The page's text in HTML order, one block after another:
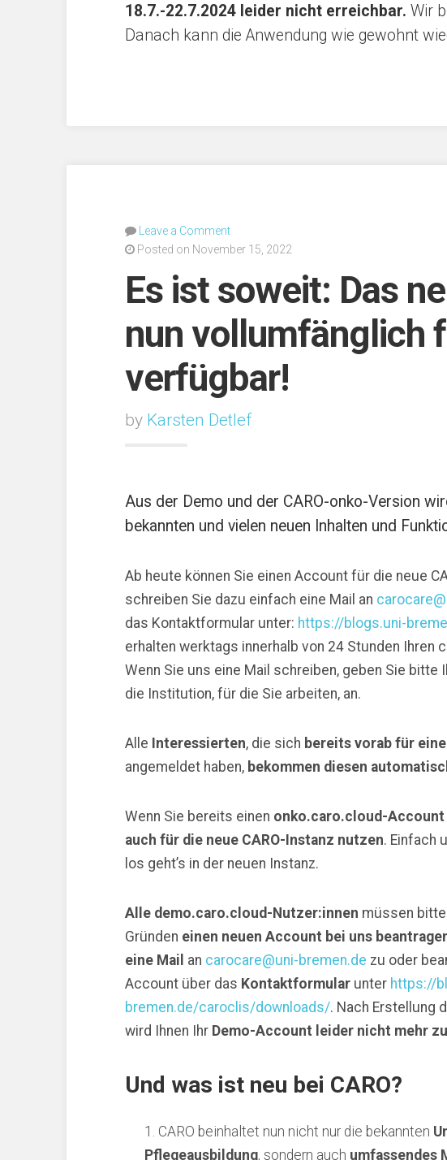
18.7.-22.7.2024 leider nicht erreichbar. Wir
Danach kann die Anwendung wie gewohnt
Leave a Comment
Posted on November 15, 2022
Es ist soweit: Das
nun vollumfänglich
verfügbar!
by Karsten Detlef
Aus der Demo und der CARO-onko-Version
bekannten und vielen neuen Inhalten und
Ab heute können Sie einen Account für die neue
schreiben Sie dazu einfach eine Mail an
das Kontaktformular unter: https://blogs.uni-
erhalten werktags innerhalb von 24 Stunden Ihren
Wenn Sie uns eine Mail schreiben, geben Sie bitte
die Institution, für die Sie arbeiten, an.
Alle Interessierten, die sich bereits vorab für
angemeldet haben, bekommen diesen
Wenn Sie bereits einen onko.caro.cloud-Account
auch für die neue CARO-Instanz nutzen. Einfach
los geht’s in der neuen Instanz.
Alle demo.caro.cloud-Nutzer:innen müssen
Gründen einen neuen Account bei uns
eine Mail an carocare@uni-bremen.de zu oder
Account über das Kontaktformular unter https://
bremen.de/caroclis/downloads/. Nach Erstellung
wird Ihnen Ihr Demo-Account leider nicht mehr
Und was ist neu bei CARO?
CARO beinhaltet nun nicht nur die bekannten
Pflegeausbildung, sondern auch umfassendes